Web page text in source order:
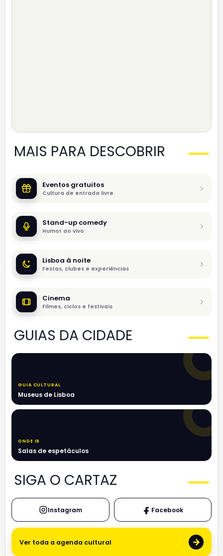
MAIS PARA DESCOBRIR
Eventos gratuitos
Cultura de entrada livre
Stand-up comedy
Humor ao vivo
Lisboa à noite
Festas, clubes e experiências
Cinema
Filmes, ciclos e festivais
GUIAS DA CIDADE
GUIA CULTURAL
Museus de Lisboa
ONDE IR
Salas de espetáculos
SIGA O CARTAZ
Instagram Facebook
Ver toda a agenda cultural →